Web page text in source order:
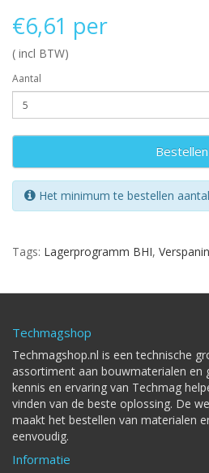
€6,61 per
( incl BTW)
Aantal
Bestellen
Het minimum te bestellen
Tags: Lagerprogramm BHI,
Techmagshop
Techmagshop.nl is een technische
assortiment aan bouwmaterialen en
kennis en ervaring van Techmag
vinden van de beste oplossing. De
maakt het bestellen van materialen
eenvoudig.
Informatie